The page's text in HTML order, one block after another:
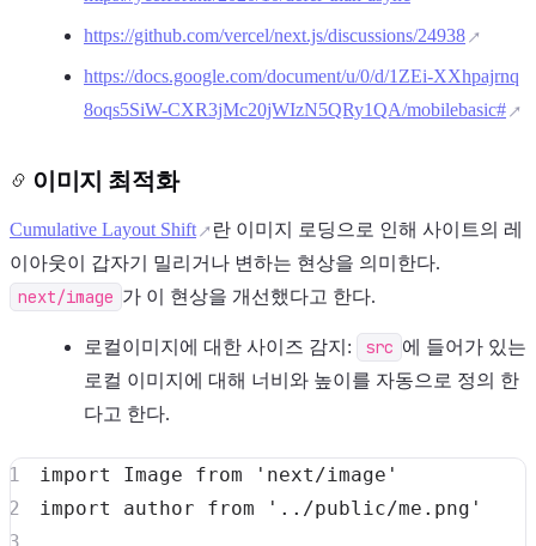
https://github.com/vercel/next.js/discussions/24938
https://docs.google.com/document/u/0/d/1ZEi-XXhpajrnq
8oqs5SiW-CXR3jMc20jWIzN5QRy1QA/mobilebasic#
이미지 최적화
Cumulative Layout Shift
란 이미지 로딩으로 인해 사이트의 레
이아웃이 갑자기 밀리거나 변하는 현상을 의미한다.
next/image 가 이 현상을 개선했다고 한다.
로컬이미지에 대한 사이즈 감지: src 에 들어가 있는
로컬 이미지에 대해 너비와 높이를 자동으로 정의 한
다고 한다.
import Image from
'next/image'
import
author from '../public/me.png'